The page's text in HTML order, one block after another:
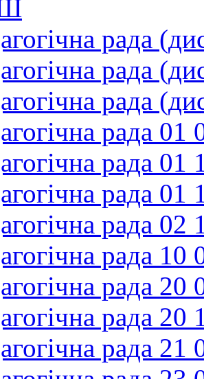
рада
рада
рада
рада 01
рада 01
рада 01
рада 02
рада 10
рада 20
рада 20
рада 21